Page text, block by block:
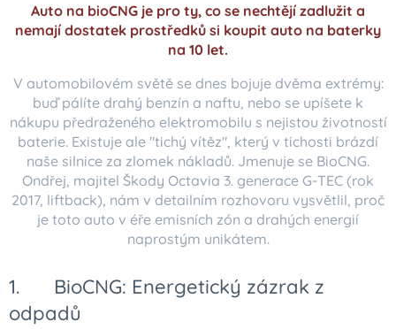
Auto na bioCNG je pro ty, co se nechtějí zadlužit a
nemají dostatek prostředků si koupit auto na baterky
na 10 let.
V automobilovém světě se dnes bojuje dvěma extrémy:
buď pálíte drahý benzín a naftu, nebo se upíšete k
nákupu předraženého elektromobilu s nejistou životností
baterie. Existuje ale "tichý vítěz", který v tichosti brázdí
naše silnice za zlomek nákladů. Jmenuje se BioCNG.
Ondřej, majitel Škody Octavia 3. generace G-TEC (rok
2017, liftback), nám v detailním rozhovoru vysvětlil, proč
je toto auto v éře emisních zón a drahých energií
naprostým unikátem.
1. 🧪 BioCNG: Energetický zázrak z
odpadů